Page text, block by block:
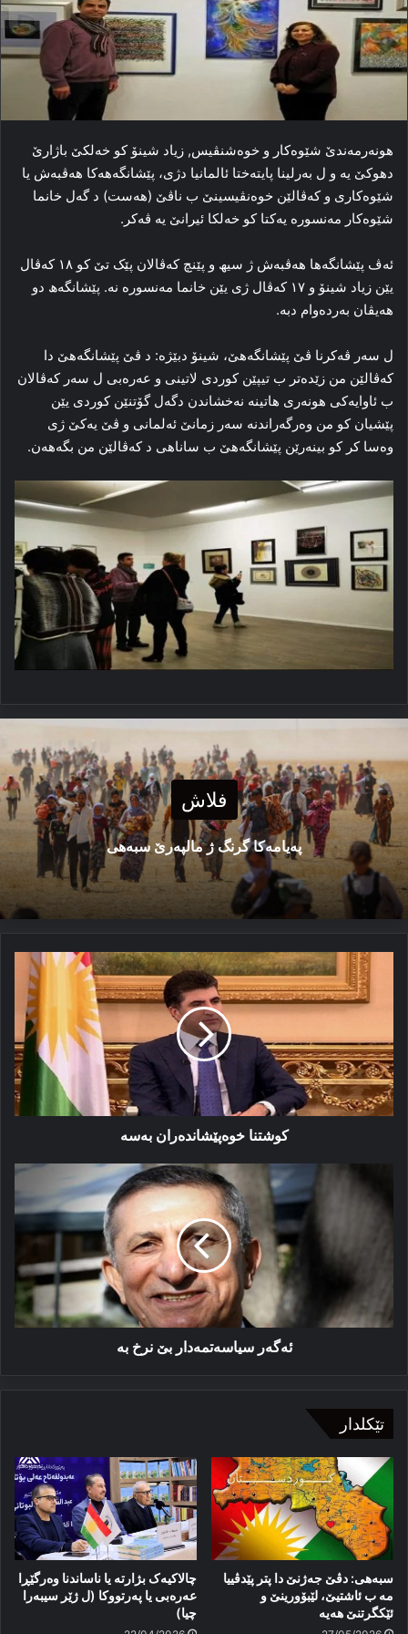
هونه‌رمه‌ندێ شێوه‌کار و خوه‌شنڤیس, زیاد شینۆ کو خەلكێ باژارێ
دھوكێ یە و ل به‌رلینا پایته‌ختا ئالمانیا دژی، پێشانگه‌هه‌کا هه‌ڤبه‌ش یا
شێوه‌کاری و که‌ڤالێن خوه‌نڤیسینێ ب ناڤێ (هه‌ست) د گه‌ل خانما
شێوه‌کار مه‌نسوره‌ یه‌کتا کو خه‌لکا ئیرانێ یه‌ ڤه‌کر.
ئەڤ پێشانگه‌ھا ھەڤبەش ژ سیھ و پێنچ که‌ڤالان پێک تێ كو ۱۸ که‌ڤال
یێن زیاد شینۆ و ۱۷ که‌ڤال ژی یێن خانما مه‌نسوره‌ نە. پێشانگه‌ھ دو
هه‌یڤان به‌رده‌وام دبه‌.
ل سەر ڤەكرنا ڤێ پێشانگەھێ، شینۆ دبێژە: د ڤێ پێشانگه‌هێ دا
که‌ڤالێن من زێده‌تر ب تیپێن کوردی لاتینی و عه‌ره‌بی ل سه‌ر که‌ڤالان
ب ئاوایه‌کی هونه‌ری هاتینە نەخشاندن دگەل گۆتنێن کوردی یێن
پێشیان كو من وەرگەراندنە سەر زمانێ ئەلمانی و ڤێ یەكێ ژی
وەسا كر كو بینه‌رێن پێشانگه‌هێ ب ساناھی د که‌ڤالێن من بگەھەن.
فلاش
پەیامەكا گرنگ ژ مالپەرێ سبەهی
كوشتنا
خوەپێشاندەران
بەسە
كوشتنا خوەپێشاندەران بەسە
ئەگەر
سیاسەتمەدار
بێ
ئەگەر سیاسەتمەدار بێ نرخ بە
تێکلدار
سبەهی: دڤێ جەژنێ دا پتر پێدڤییا
مە ب ئاشتیێ، لێبۆورینێ و
ئێكگرتنێ هەیە
چالاکیەک بژارتە یا ناساندنا وەرگێڕا
عەرەبی یا پەرتووکا (ل ژێر سیبەرا
چیا)